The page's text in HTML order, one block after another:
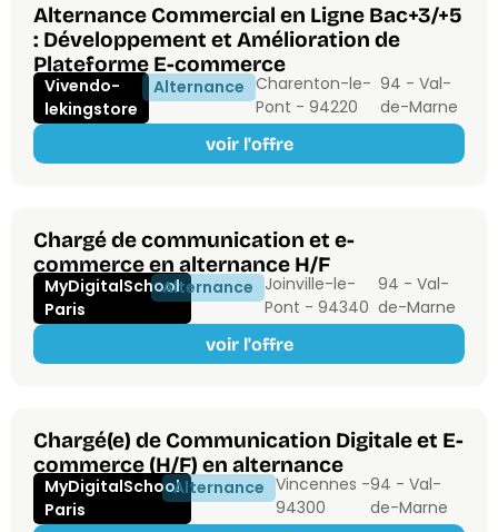
Alternance Commercial en Ligne Bac+3/+5
: Développement et Amélioration de
Plateforme E-commerce
Vivendo-
lekingstore
Alternance Charenton-le-
Pont - 94220
94 - Val-
de-Marne
voir l'offre
Chargé de communication et e-
commerce en alternance H/F
MyDigitalSchool
Paris
Alternance Joinville-le-
Pont - 94340
94 - Val-
de-Marne
voir l'offre
Chargé(e) de Communication Digitale et E-
commerce (H/F) en alternance
MyDigitalSchool
Paris
Alternance Vincennes -
94300
94 - Val-
de-Marne